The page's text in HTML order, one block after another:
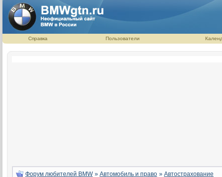
Справка Пользователи
Форум любителей BMW » Автомобиль и право » Автострахование